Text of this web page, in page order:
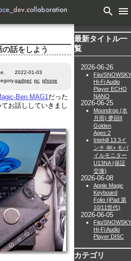
search menu
話をしよう
2022-01-03
gadget pc phone
Ben MAG1だった
お話ししていきまし
最新タイトル一
覧
2026-06-26
Fiio/SNOWSKY
Hi-Fi Audio
Player ECHO
NANO
2026-06-25
Moondrop (水
月雨) 夢回II
Golden
Ages:2
Intehill 13.3イ
ンチ 4K+ モバ
イルモニター
U13NA (保証
交換)
2026-06-08
Apple Magic
Keyboard
Folio (iPad 第
10/11世代)
2026-06-05
Fiio/SNOWSKY
Hi-Fi Audio
Player DISC
カテゴリ